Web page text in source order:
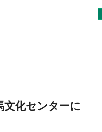
文化センターに